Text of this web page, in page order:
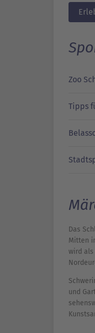
Zoo
Tipps
Das
Mitten
wird als
und